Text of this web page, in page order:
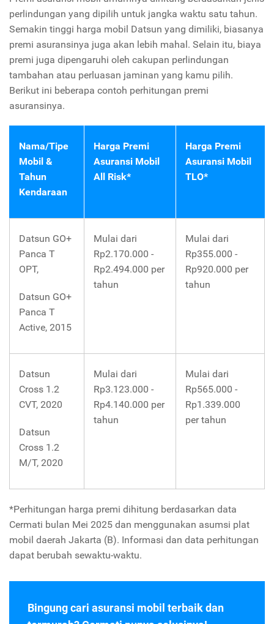
perlindungan yang dipilih untuk jangka waktu satu tahun.
Semakin tinggi harga mobil Datsun yang dimiliki, biasanya
premi asuransinya juga akan lebih mahal. Selain itu, biaya
premi juga dipengaruhi oleh cakupan perlindungan
tambahan atau perluasan jaminan yang kamu pilih.
Berikut ini beberapa contoh perhitungan premi
asuransinya.
Nama/Tipe
Mobil &
Tahun
Kendaraan
Harga Premi
Asuransi Mobil
All Risk*
Harga Premi
Asuransi Mobil
TLO*
Datsun GO+
Panca T
OPT,
Datsun GO+
Panca T
Active, 2015
Mulai dari
Rp2.170.000 -
Rp2.494.000 per
tahun
Mulai dari
Rp355.000 -
Rp920.000 per
tahun
Datsun
Cross 1.2
CVT, 2020
Datsun
Cross 1.2
M/T, 2020
Mulai dari
Rp3.123.000 -
Rp4.140.000 per
tahun
Mulai dari
Rp565.000 -
Rp1.339.000
per tahun
*Perhitungan harga premi dihitung berdasarkan data
Cermati bulan Mei 2025 dan menggunakan asumsi plat
mobil daerah Jakarta (B). Informasi dan data perhitungan
dapat berubah sewaktu-waktu.
Bingung cari asuransi mobil terbaik dan